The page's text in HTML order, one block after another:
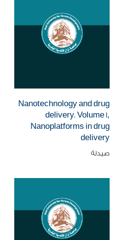
Nanotechnology and drug
delivery. Volume 1,
Nanoplatforms in drug
delivery
صيدلة